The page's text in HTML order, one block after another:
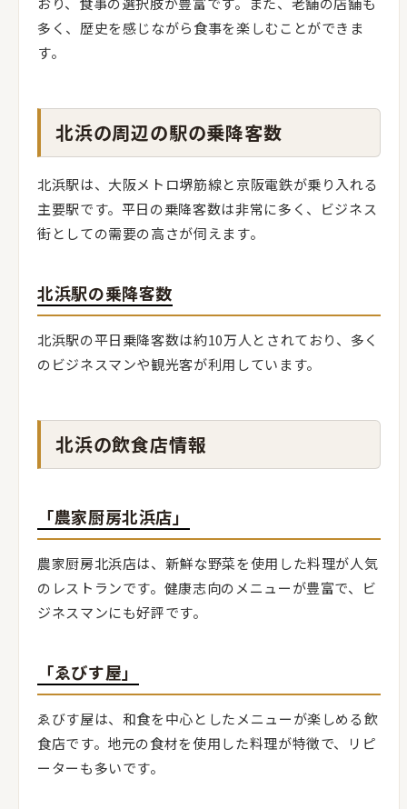
多く、歴史を感じながら食事を楽しむことができま
す。
北浜の周辺の駅の乗降客数
北浜駅は、大阪メトロ堺筋線と京阪電鉄が乗り入れる
主要駅です。平日の乗降客数は非常に多く、ビジネス
街としての需要の高さが伺えます。
北浜駅の乗降客数
北浜駅の平日乗降客数は約10万人とされており、多く
のビジネスマンや観光客が利用しています。
北浜の飲食店情報
「農家厨房北浜店」
農家厨房北浜店は、新鮮な野菜を使用した料理が人気
のレストランです。健康志向のメニューが豊富で、ビ
ジネスマンにも好評です。
「ゑびす屋」
ゑびす屋は、和食を中心としたメニューが楽しめる飲
食店です。地元の食材を使用した料理が特徴で、リピ
ーターも多いです。